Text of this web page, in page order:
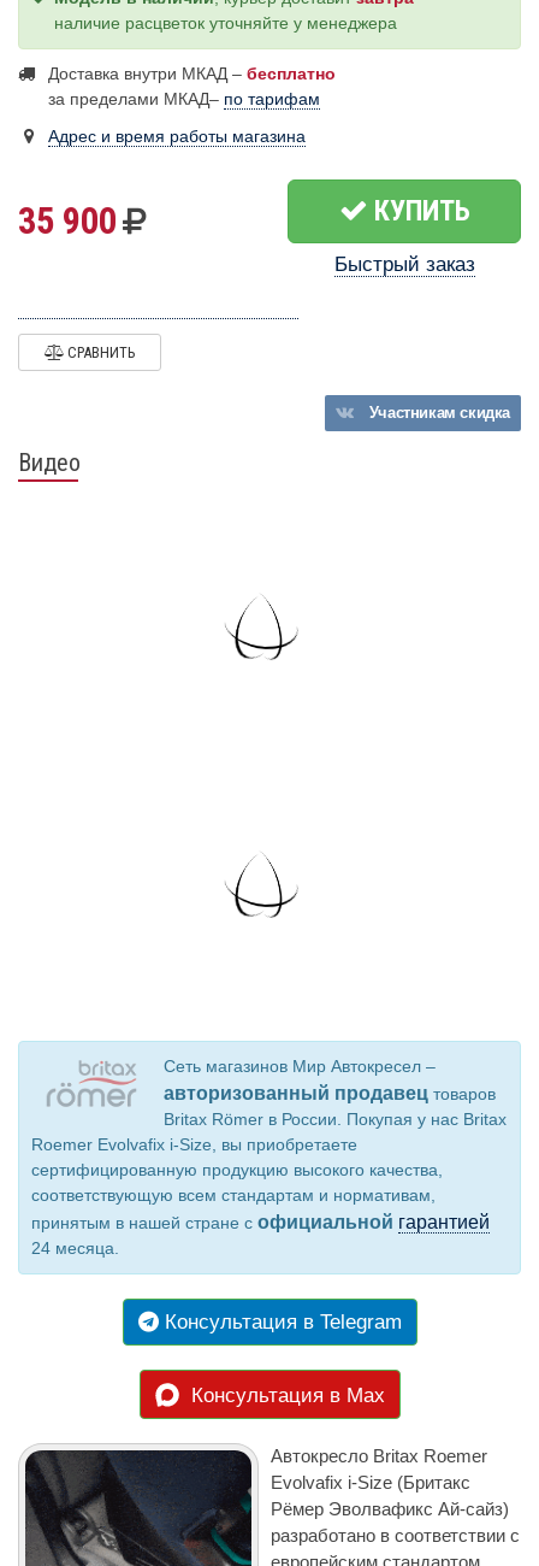
наличие расцветок уточняйте у менеджера
Доставка внутри МКАД – бесплатно
за пределами МКАД– по тарифам
Адрес и время работы магазина
35 900 КУПИТЬ
Быстрый заказ
СРАВНИТЬ
Участникамскидка
Видео
Сеть магазинов Мир Автокресел –
авторизованный продавец товаров
Britax Römer в России. Покупая у нас Britax
Roemer Evolvafix i-Size, вы приобретаете
сертифицированную продукцию высокого качества,
соответствующую всем стандартам и нормативам,
принятым в нашей стране с официальной гарантией
24 месяца.
Консультация в Telegram
Консультация в Max
Автокресло Britax Roemer
Evolvafix i-Size (Бритакс
Рёмер Эволвафикс Ай-сайз)
разработано в соответствии с